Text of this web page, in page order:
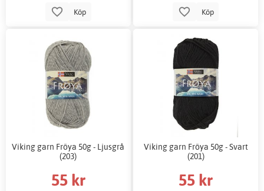
Köp Köp
Viking garn Fröya 50g - Ljusgrå
(203)
55 kr
Viking garn Fröya 50g - Svart
(201)
55 kr